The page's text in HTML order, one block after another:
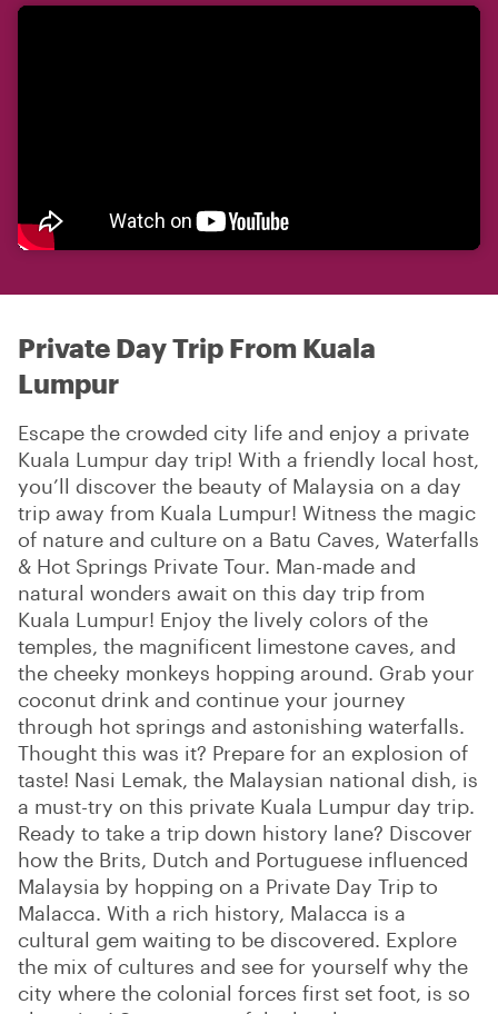
Private Day Trip From Kuala
Lumpur
Escape the crowded city life and enjoy a private
Kuala Lumpur day trip! With a friendly local host,
you’ll discover the beauty of Malaysia on a day
trip away from Kuala Lumpur! Witness the magic
of nature and culture on a Batu Caves, Waterfalls
& Hot Springs Private Tour. Man-made and
natural wonders await on this day trip from
Kuala Lumpur! Enjoy the lively colors of the
temples, the magnificent limestone caves, and
the cheeky monkeys hopping around. Grab your
coconut drink and continue your journey
through hot springs and astonishing waterfalls.
Thought this was it? Prepare for an explosion of
taste! Nasi Lemak, the Malaysian national dish, is
a must-try on this private Kuala Lumpur day trip.
Ready to take a trip down history lane? Discover
how the Brits, Dutch and Portuguese influenced
Malaysia by hopping on a Private Day Trip to
Malacca. With a rich history, Malacca is a
cultural gem waiting to be discovered. Explore
the mix of cultures and see for yourself why the
city where the colonial forces first set foot, is so